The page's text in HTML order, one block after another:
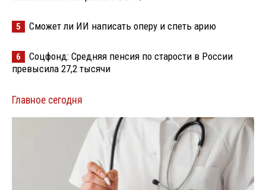
5 Сможет ли ИИ написать оперу и спеть арию
6
Соцфонд: Средняя пенсия по старости в России
превысила 27,2 тысячи
Главное сегодня